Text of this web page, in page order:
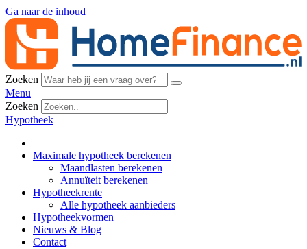
Ga naar de inhoud
Zoeken
Menu
Zoeken
Hypotheek
Maximale hypotheek berekenen
Maandlasten berekenen
Annuïteit berekenen
Hypotheekrente
Alle hypotheek aanbieders
Hypotheekvormen
Nieuws & Blog
Contact